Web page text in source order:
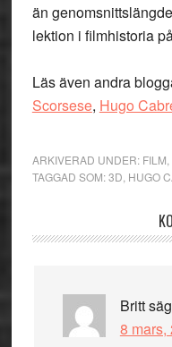
än
lektion i filmhistoria
Läs även andra
Scorsese, Hugo
ARKIVERAD UNDER: FILM
TAGGAD SOM:3D HUGO
Britt
8 mars,